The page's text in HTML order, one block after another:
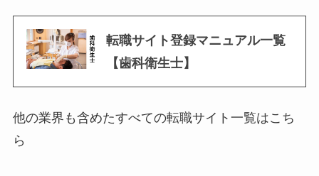
転職サイト登録マニュアル一覧
【歯科衛生士】
他の業界も含めたすべての転職サイト一覧はこち
ら